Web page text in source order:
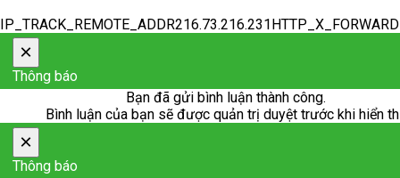
×
Thông báo
Bạn đã gửi bình luận thành công.
Bình luận của bạn sẽ được quản trị duyệt trước khi hiển
×
Thông báo